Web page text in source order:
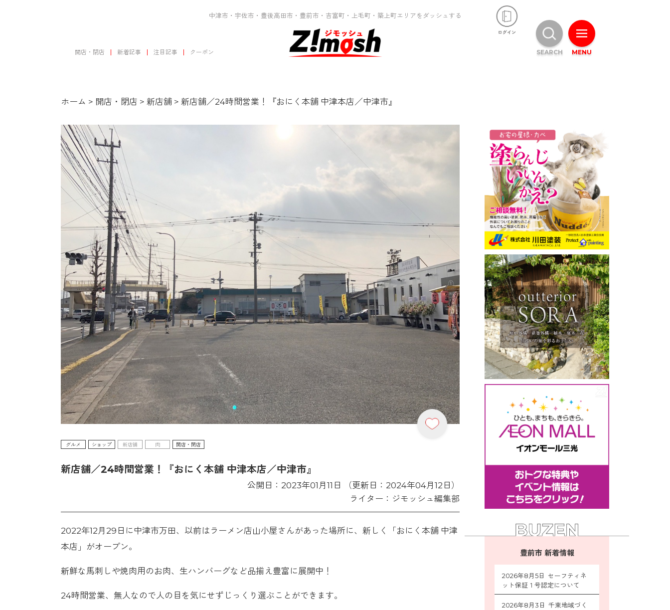
中津市・宇佐市・豊後高田市・豊前市・吉富町・上毛町・築上町エリアをダッシュする
開店・閉店 新着記事 注目記事 クーポン
ホーム > 開店・閉店 > 新店舗 > 新店舗／24時間営業！『おにく本舗 中津本店／中津市』
グルメ ショップ 新店舗 肉 開店・閉店
新店舗／24時間営業！『おにく本舗 中津本店／中津市』
公開日：2023年01月11日 （更新日：2024年04月12日）
ライター：ジモッシュ編集部
2022年12月29日に中津市万田、以前はラーメン店山小屋さんがあった場所に、新しく「おにく本舗 中津
本店」がオープン。
新鮮な馬刺しや焼肉用のお肉、生ハンバーグなど品揃え豊富に展開中！
24時間営業、無人なので人の目を気にせずじっくり選ぶことができます。
豊前市 新着情報
2026年8月5日 セーフティネ
ット保証１号認定について
2026年8月3日 千束地域づく
MENU
SEARCH